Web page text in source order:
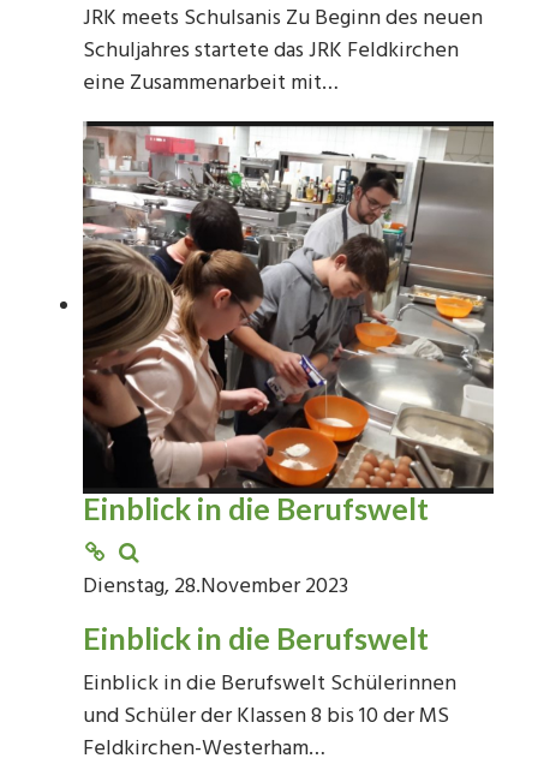
JRK meets Schulsanis Zu Beginn des neuen
Schuljahres startete das JRK Feldkirchen
eine Zusammenarbeit mit…
Einblick in die Berufswelt
Dienstag, 28.November 2023
Einblick in die Berufswelt
Einblick in die Berufswelt Schülerinnen
und Schüler der Klassen 8 bis 10 der MS
Feldkirchen-Westerham…